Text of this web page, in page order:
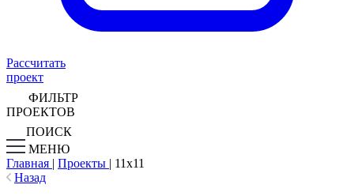
Рассчитать
проект
ФИЛЬТР
ПРОЕКТОВ
ПОИСК
МЕНЮ
Главная | Проекты | 11х11
Назад